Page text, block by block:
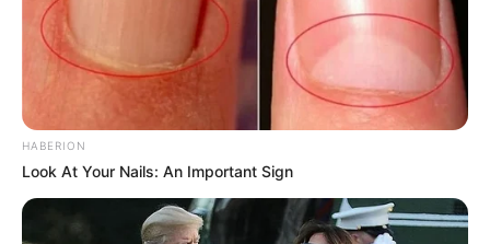
HABERION
Look At Your Nails: An Important Sign